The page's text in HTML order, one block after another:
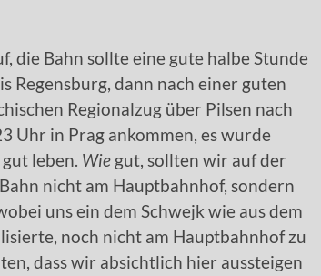
die Bahn sollte eine gute halbe Stunde
Regensburg, dann nach einer guten
Regionalzug über Pilsen nach
Uhr in Prag ankommen, es wurde
leben. Wie gut, sollten wir auf der
nicht am Hauptbahnhof, sondern
uns ein dem Schwejk wie aus dem
noch nicht am Hauptbahnhof zu
dass wir absichtlich hier aussteigen